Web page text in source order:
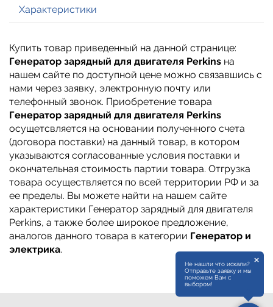
Характеристики
Купить товар приведенный на данной странице:
Генератор зарядный для двигателя Perkins на
нашем сайте по доступной цене можно связавшись с
нами через заявку, электронную почту или
телефонный звонок. Приобретение товара
Генератор зарядный для двигателя Perkins
осущетсвляется на основании полученного счета
(договора поставки) на данный товар, в котором
указываются согласованные условия поставки и
окончательная стоимость партии товара. Отгрузка
товара осуществляется по всей территории РФ и за
ее пределы. Вы можете найти на нашем сайте
характеристики Генератор зарядный для двигателя
Perkins, а также более широкое предложение,
аналогов данного товара в категории Генератор и
электрика.
Не нашли что искали?
Отправьте заявку и мы
поможем Вам с
выбором!
×